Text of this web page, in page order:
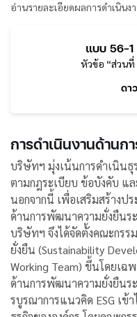
อ่านรายละเอียดผลการดำเนินง
แบบ 56-1
หัวข้อ “ส่วนที่
ดา
การดำเนินงานด้าน
บริษัทฯ มุ่งเน้นการดำเนิน
ตามกฎระเบียบ ข้อบังคับ แ
นอกจากนี้ เพื่อเสริมสร้างป
ด้านการพัฒนาความยั่งยืนร
บริษัทฯ จึงได้จัดตั้งคณะกร
ยั่งยืน (Sustainability
Working Team) ขึ้นโดยเ
ด้านการพัฒนาความยั่งยืนร
รบูรณาการแนวคิด ESG เข้